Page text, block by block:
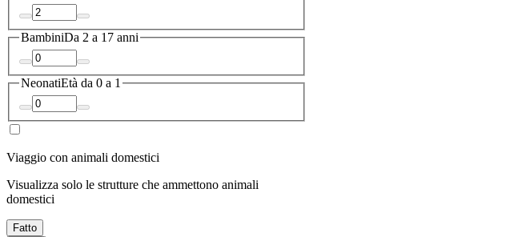
BambiniDa 2 a 17 anni
NeonatiEtà da 0 a 1
Viaggio con animali domestici
Visualizza solo le strutture che ammettono animali
domestici
Fatto